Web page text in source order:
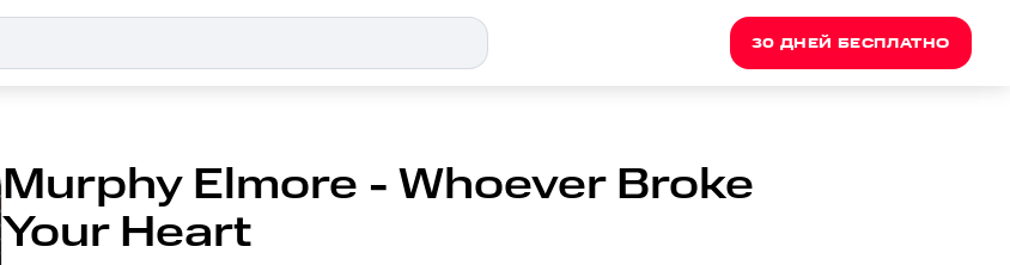
30 ДНЕЙ БЕСПЛАТНО
Murphy Elmore - Whoever Broke
Your Heart